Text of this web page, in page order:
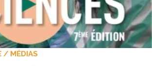
/ MÉDIAS